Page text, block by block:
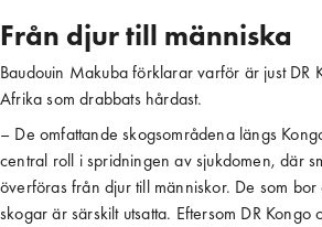
Från djur till människa
Baudouin Makuba förklarar varför är just DR
Afrika som drabbats hårdast.
– De omfattande skogsområdena längs
central roll i spridningen av sjukdomen, där
överföras från djur till människor. De som
skogar är särskilt utsatta. Eftersom DR Kongo